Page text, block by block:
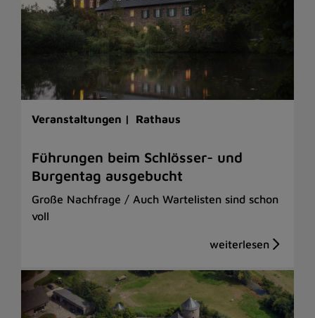
Veranstaltungen | Rathaus
Führungen beim Schlösser- und
Burgentag ausgebucht
Große Nachfrage / Auch Wartelisten sind schon
voll